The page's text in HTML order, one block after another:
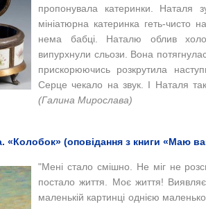
пропонувала катеринки.
мініатюрна катеринка геть-чисто
нема бабці. Наталю облив
випурхнули сльози. Вона
прискорюючись розкрутила
Серце чекало на звук. І Наталя
(Галина Мирослава)
«Колобок» (оповідання з книги «Маю
"Мені стало смішно. Не міг не
постало життя. Моє життя!
маленькій картинці однією